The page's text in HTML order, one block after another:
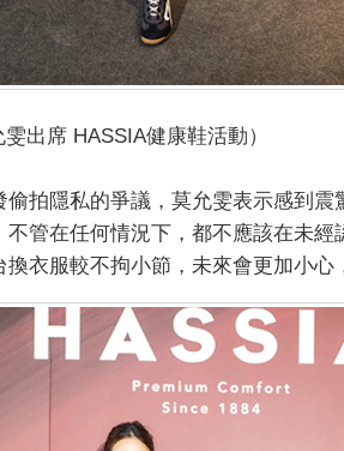
出席 HASSIA健康鞋活動）
拍隱私的爭議，莫允雯表示感到震
管在任何情況下，都不應該在未
衣服較不拘小節，未來會更加小心